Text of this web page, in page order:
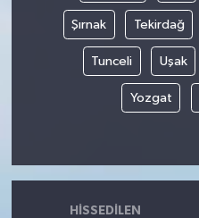
Şırnak Tekirdağ
Tunceli Uşak
Yozgat
HISSEDILEN